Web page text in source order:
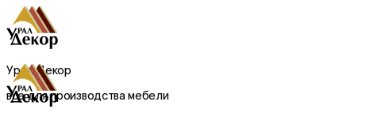
Урал Декор
все для производства мебели